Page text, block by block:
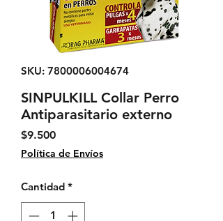
SKU: 7800006004674
SINPULKILL Collar Perro
Antiparasitario externo
$9.500Precio
Política de Envíos
Cantidad *